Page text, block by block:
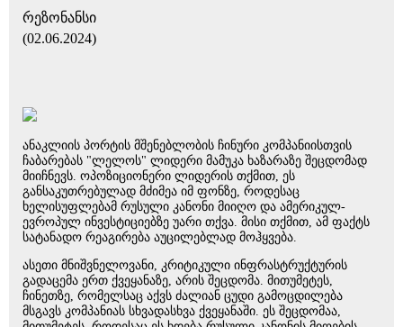
რეზონანსი
(02.06.2024)
ანაკლიის პორტის მშენებლობის ჩინური კომპანიისთვის
ჩაბარებას "ლელოს" ლიდერი მამუკა ხაზარაზე შეცდომად
მიიჩნევს. ოპოზიციონერი ლიდერის თქმით, ეს
განსაკუთრებულად მძიმეა იმ ფონზე, როდესაც
ხელისუფლებამ რუსული კანონი მიიღო და ამერიკულ-
ევროპულ ინვესტიციებზე უარი თქვა. მისი თქმით, ამ ფაქტს
სატანადო რეაგირება აუცილებლად მოჰყვება.
ასეთი მნიშვნელოვანი, კრიტიკული ინფრასტრუქტურის
გადაცემა ერთ ქვეყანაზე, არის შეცდომა. მითუმეტეს,
ჩინეთზე, რომელსაც აქვს ძალიან ცუდი გამოცდილება
მსგავს კომპანიას სხვადასხვა ქვეყანაში. ეს შეცდომაა,